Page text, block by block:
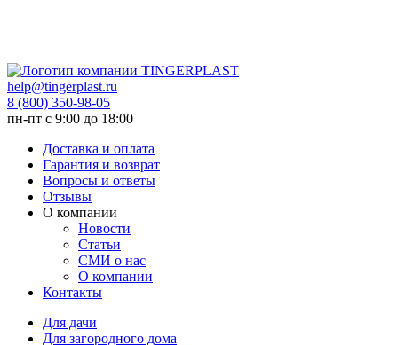
help@tingerplast.ru
8 (800) 350-98-05
пн-пт c 9:00 до 18:00
Доставка и оплата
Гарантия и возврат
Вопросы и ответы
Отзывы
О компании
Новости
Статьи
СМИ о нас
О компании
Контакты
Для дачи
Для загородного дома